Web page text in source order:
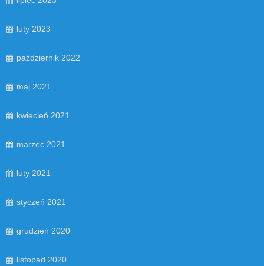
luty 2023
październik 2022
maj 2021
kwiecień 2021
marzec 2021
luty 2021
styczeń 2021
grudzień 2020
listopad 2020